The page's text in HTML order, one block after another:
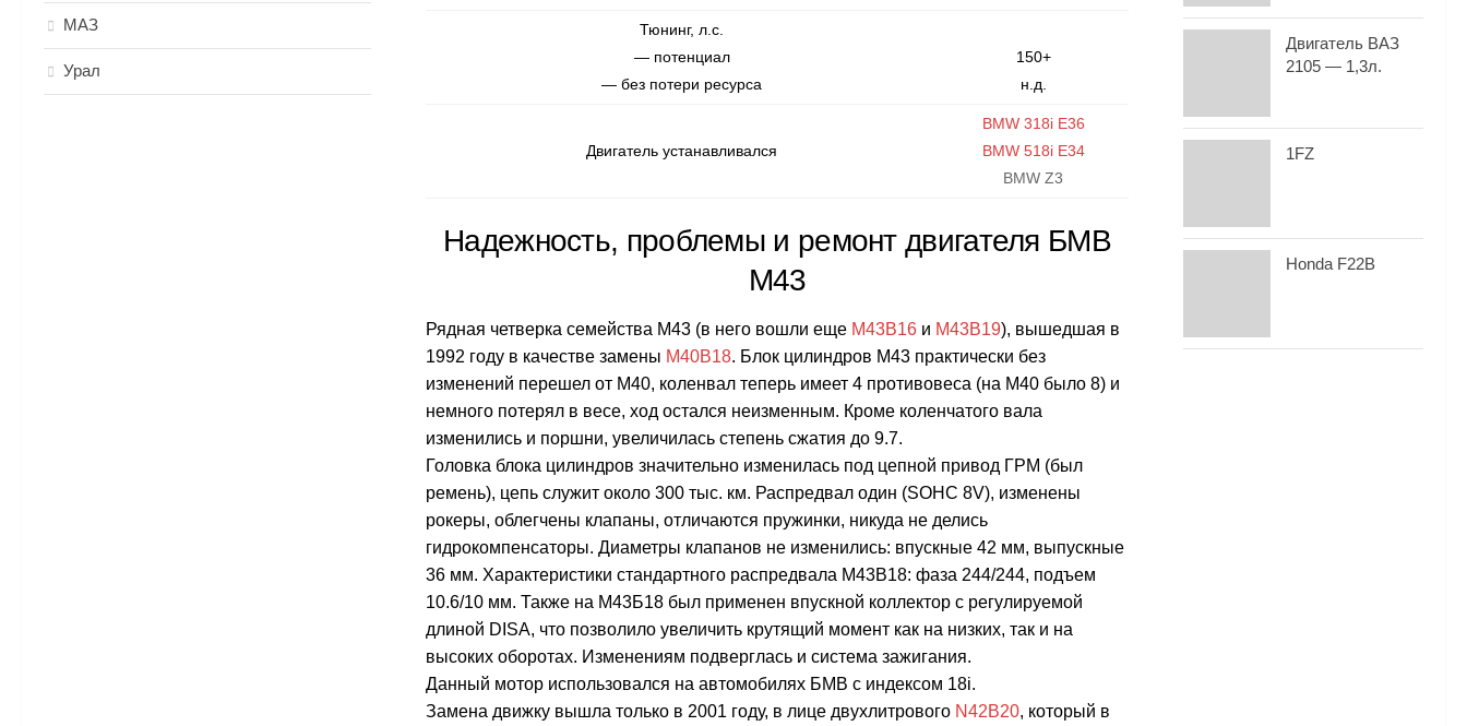
Тюнинг, л.с.
— потенциал
— без потери ресурса
150+
н.д.
Двигатель устанавливался
BMW 318i E36
BMW 518i E34
BMW Z3
Надежность, проблемы и ремонт двигателя БМВ
М43
Рядная четверка семейства М43 (в него вошли еще M43B16 и M43B19), вышедшая в
1992 году в качестве замены M40B18. Блок цилиндров М43 практически без
изменений перешел от М40, коленвал теперь имеет 4 противовеса (на М40 было 8) и
немного потерял в весе, ход остался неизменным. Кроме коленчатого вала
изменились и поршни, увеличилась степень сжатия до 9.7.
Головка блока цилиндров значительно изменилась под цепной привод ГРМ (был
ремень), цепь служит около 300 тыс. км. Распредвал один (SOHC 8V), изменены
рокеры, облегчены клапаны, отличаются пружинки, никуда не делись
гидрокомпенсаторы. Диаметры клапанов не изменились: впускные 42 мм, выпускные
36 мм. Характеристики стандартного распредвала M43B18: фаза 244/244, подъем
10.6/10 мм. Также на М43Б18 был применен впускной коллектор с регулируемой
длиной DISA, что позволило увеличить крутящий момент как на низких, так и на
высоких оборотах. Изменениям подверглась и система зажигания.
Данный мотор использовался на автомобилях БМВ с индексом 18i.
Замена движку вышла только в 2001 году, в лице двухлитрового N42B20, который в
МАЗ
Урал
Двигатель ВАЗ
2105 — 1,3л.
1FZ
Honda F22B